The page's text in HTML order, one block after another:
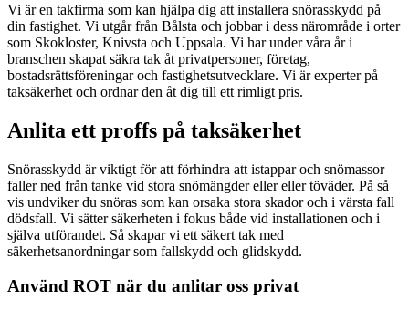
Vi är en takfirma som kan hjälpa dig att installera snörasskydd på
din fastighet. Vi utgår från Bålsta och jobbar i dess närområde i orter
som Skokloster, Knivsta och Uppsala. Vi har under våra år i
branschen skapat säkra tak åt privatpersoner, företag,
bostadsrättsföreningar och fastighetsutvecklare. Vi är experter på
taksäkerhet och ordnar den åt dig till ett rimligt pris.
Anlita ett proffs på taksäkerhet
Snörasskydd är viktigt för att förhindra att istappar och snömassor
faller ned från tanke vid stora snömängder eller eller töväder. På så
vis undviker du snöras som kan orsaka stora skador och i värsta fall
dödsfall. Vi sätter säkerheten i fokus både vid installationen och i
själva utförandet. Så skapar vi ett säkert tak med
säkerhetsanordningar som fallskydd och glidskydd.
Använd ROT när du anlitar oss privat